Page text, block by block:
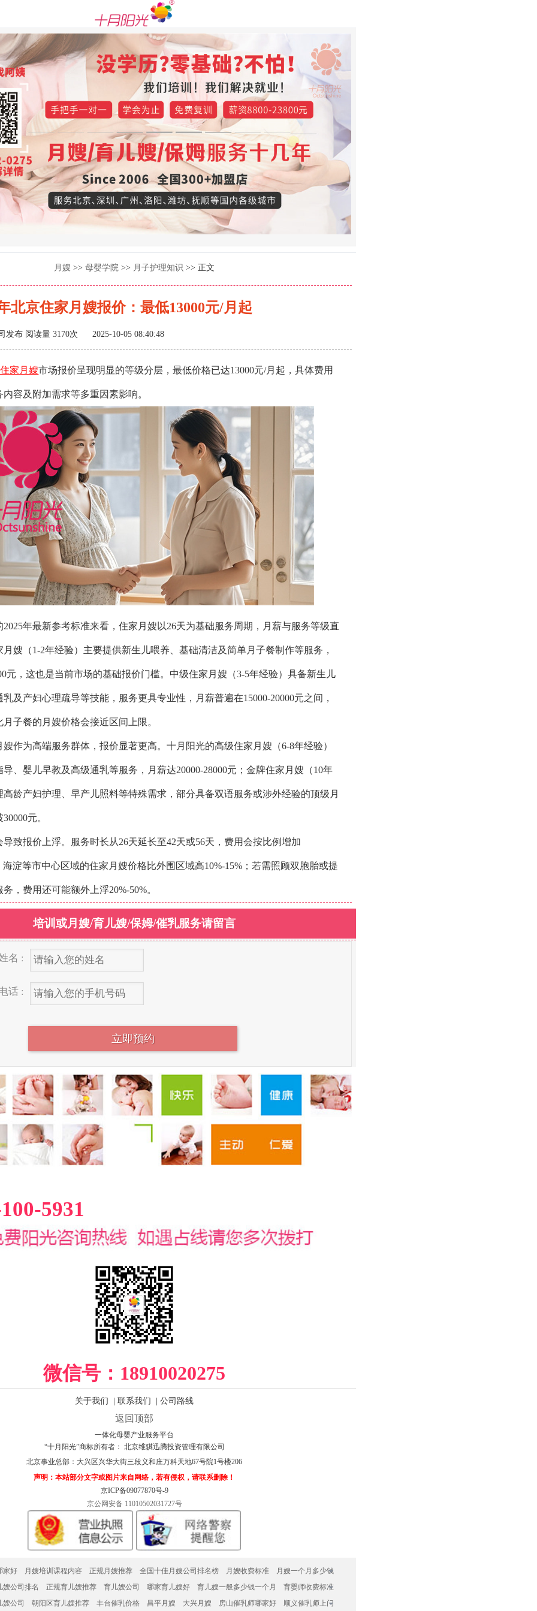
月嫂 >> 母婴学院 >> 月子护理知识 >> 正文
北京住家月嫂报价：最低13000元/月起
发布 阅读量 3170次 2025-10-05 08:40:48
家月嫂市场报价呈现明显的等级分层，最低价格已达13000元/月起，具体费用
容及附加需求等多重因素影响。
年最新参考标准来看，住家月嫂以26天为基础服务周期，月薪与服务等级直
嫂（1-2年经验）主要提供新生儿喂养、基础清洁及简单月子餐制作等服务，
元，这也是当前市场的基础报价门槛。中级住家月嫂（3-5年经验）具备新生儿
及产妇心理疏导等技能，服务更具专业性，月薪普遍在15000-20000元之间，
子餐的月嫂价格会接近区间上限。
作为高端服务群体，报价显著更高。十月阳光的高级住家月嫂（6-8年经验）
、婴儿早教及高级通乳等服务，月薪达20000-28000元；金牌住家月嫂（10年
高龄产妇护理、早产儿照料等特殊需求，部分具备双语服务或涉外经验的顶级月
元。
致报价上浮。服务时长从26天延长至42天或56天，费用会按比例增加
海淀等市中心区域的住家月嫂价格比外围区域高10%-15%；若需照顾双胞胎或提
，费用还可能额外上浮20%-50%。
培训或月嫂/育儿嫂/保姆/催乳服务请留言
名 :
话 :
5931
微信号： 18910020275
关于我们 联系我们 公司路线
返回顶部
一体化母婴产业服务平台
“十月阳光”商标所有者： 北京维骐迅腾投资管理有限公司
北京事业总部： 大兴区兴华大街三段义和庄万科天地67号院1号楼206
声明：本站部分文字或图片来自网络，若有侵权，请联系删除！
京ICP备09077870号-9
京公网安备 11010502031727号
家好 月嫂培训课程内容 正规月嫂推荐 全国十佳月嫂公司排名榜 月嫂收费标准
月嫂一个月多少钱
内容有哪些
月嫂家政服务中心 北京知名月嫂公司 月嫂哪家好
嫂公司排名 正规育儿嫂推荐 育儿嫂公司 哪家育儿嫂好 育儿嫂一般多少钱一个月
育婴师收费标准
一览表
育儿嫂工资 育儿嫂价格 请住家育儿嫂 育儿嫂一天的工作内容
嫂公司 朝阳区育儿嫂推荐 丰台催乳价格 昌平月嫂 大兴月嫂 房山催乳师哪家好 顺义催乳师上门